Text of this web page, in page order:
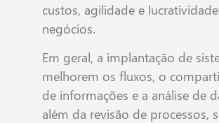
custos, agilidade e
negócios.
Em geral, a implantação de
melhorem os fluxos, o
de informações e a análise de
além da revisão de processos,